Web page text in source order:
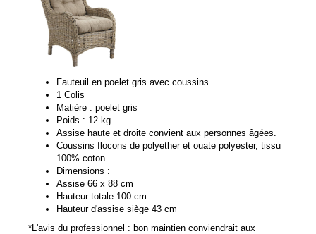
Fauteuil en poelet gris avec coussins.
1 Colis
Matière : poelet gris
Poids : 12 kg
Assise haute et droite convient aux personnes âgées.
Coussins flocons de polyether et ouate polyester, tissu
100% coton.
Dimensions :
Assise 66 x 88 cm
Hauteur totale 100 cm
Hauteur d'assise siège 43 cm
*L'avis du professionnel : bon maintien conviendrait aux